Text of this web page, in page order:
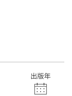
出版年